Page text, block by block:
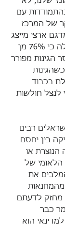
עם
של המרכז
ארצי מייצג
של הציבור בישראל העלה כי 76% מן
הגינות מפורר
בכבוד
לנצל חולשות
רבים
בין יחסם
הנוצרת או
של
את
מהמחנאות
מחזק לדעתם
כבר
הוא